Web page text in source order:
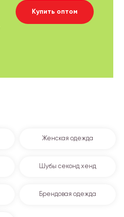
Купить оптом
Женская одежда
Шубы секонд хенд
Брендовая одежда